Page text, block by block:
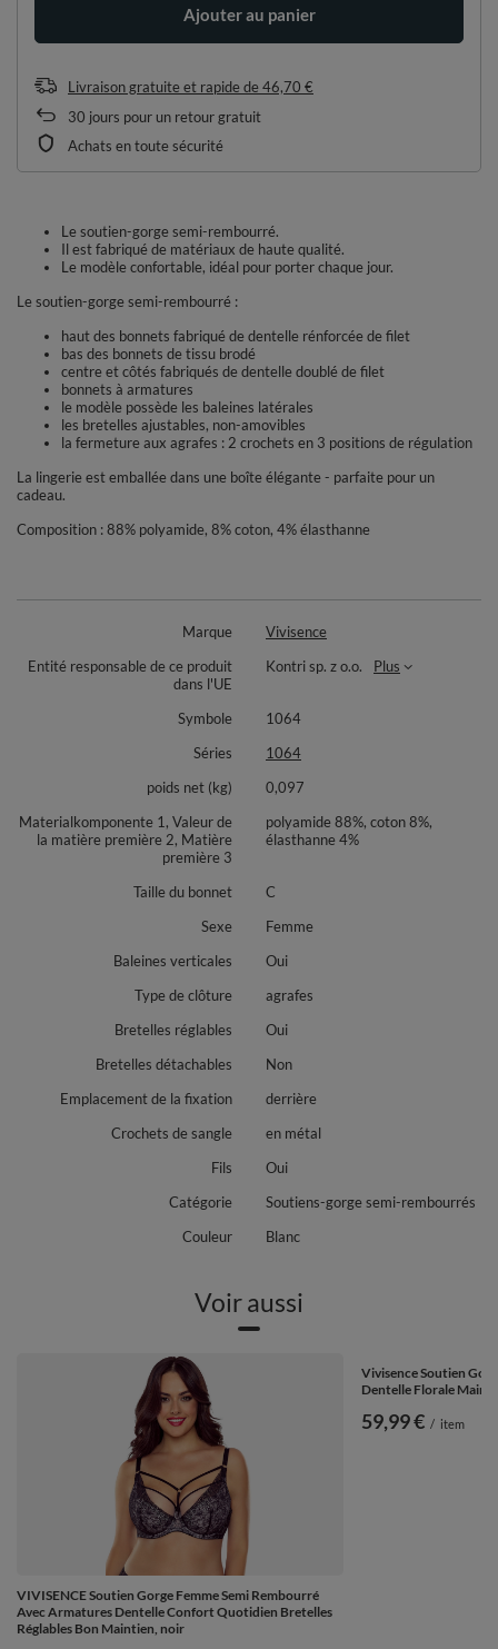
Ajouter au panier
Livraison gratuite et rapidede46,70 €
30 jours pour un retour gratuit
Achats en toute sécurité
Le soutien-gorge semi-rembourré.
Il est fabriqué de matériaux de haute qualité.
Le modèle confortable, idéal pour porter chaque jour.
Le soutien-gorge semi-rembourré :
haut des bonnets fabriqué de dentelle rénforcée de filet
bas des bonnets de tissu brodé
centre et côtés fabriqués de dentelle doublé de filet
bonnets à armatures
le modèle possède les baleines latérales
les bretelles ajustables, non-amovibles
la fermeture aux agrafes : 2 crochets en 3 positions de régulation
La lingerie est emballée dans une boîte élégante - parfaite pour un
cadeau.
Composition : 88% polyamide, 8% coton, 4% élasthanne
Marque
Vivisence
Entité responsable de ce produit
dans l'UE
Kontri sp. z o.o. Plus
Symbole
1064
Séries
1064
poids net (kg)
0,097
Materialkomponente 1, Valeur de
la matière première 2, Matière
première 3
polyamide 88%, coton 8%,
élasthanne 4%
Taille du bonnet
C
Sexe
Femme
Baleines verticales
Oui
Type de clôture
agrafes
Bretelles réglables
Oui
Bretelles détachables
Non
Emplacement de la fixation
derrière
Crochets de sangle
en métal
Fils
Oui
Catégorie
Soutiens-gorge semi-rembourrés
Couleur
Blanc
Voir aussi
VIVISENCE Soutien Gorge Femme Semi Rembourré
Avec Armatures Dentelle Confort Quotidien Bretelles
Réglables Bon Maintien, noir
Vivisence Soutien
Dentelle Florale
59,99 € / item